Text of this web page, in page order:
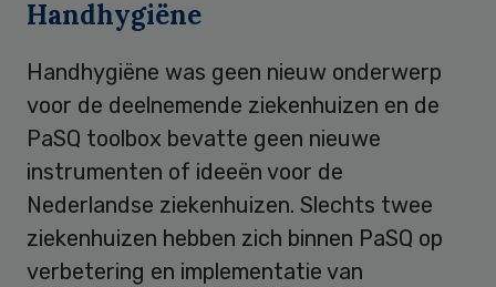
Handhygiëne
Handhygiëne was geen nieuw onderwerp
voor de deelnemende ziekenhuizen en de
PaSQ toolbox bevatte geen nieuwe
instrumenten of ideeën voor de
Nederlandse ziekenhuizen. Slechts twee
ziekenhuizen hebben zich binnen PaSQ op
verbetering en implementatie van